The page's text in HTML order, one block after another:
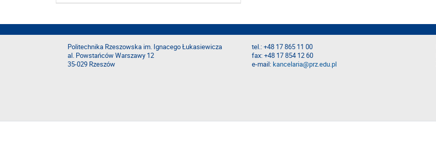
Politechnika Rzeszowska im. Ignacego Łukasiewicza
al. Powstańców Warszawy 12
35-029 Rzeszów
tel.: +48 17 865 11 00
fax: +48 17 854 12 60
e-mail:kancelaria@prz.edu.pl